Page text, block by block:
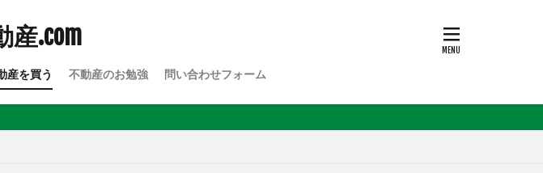
産.com
産を買う 不動産のお勉強 問い合わせフォーム